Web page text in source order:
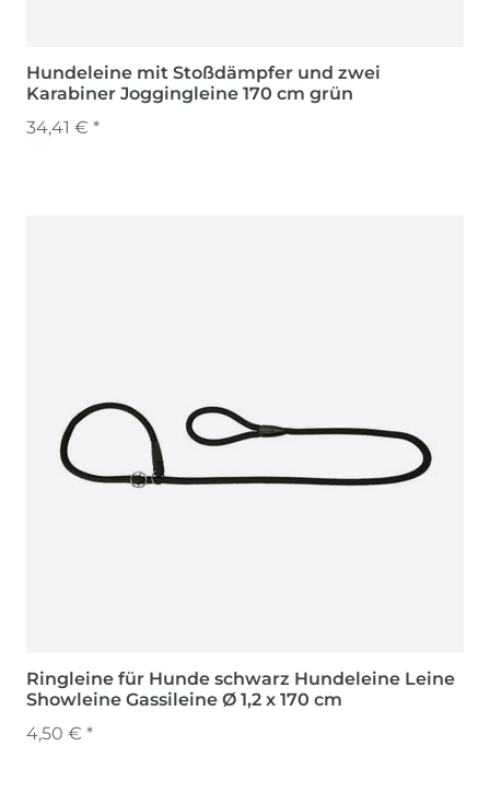
Hundeleine mit Stoßdämpfer und zwei
Karabiner Joggingleine 170 cm grün
34,41 € *
Ringleine für Hunde schwarz Hundeleine Leine
Showleine Gassileine Ø 1,2 x 170 cm
4,50 € *